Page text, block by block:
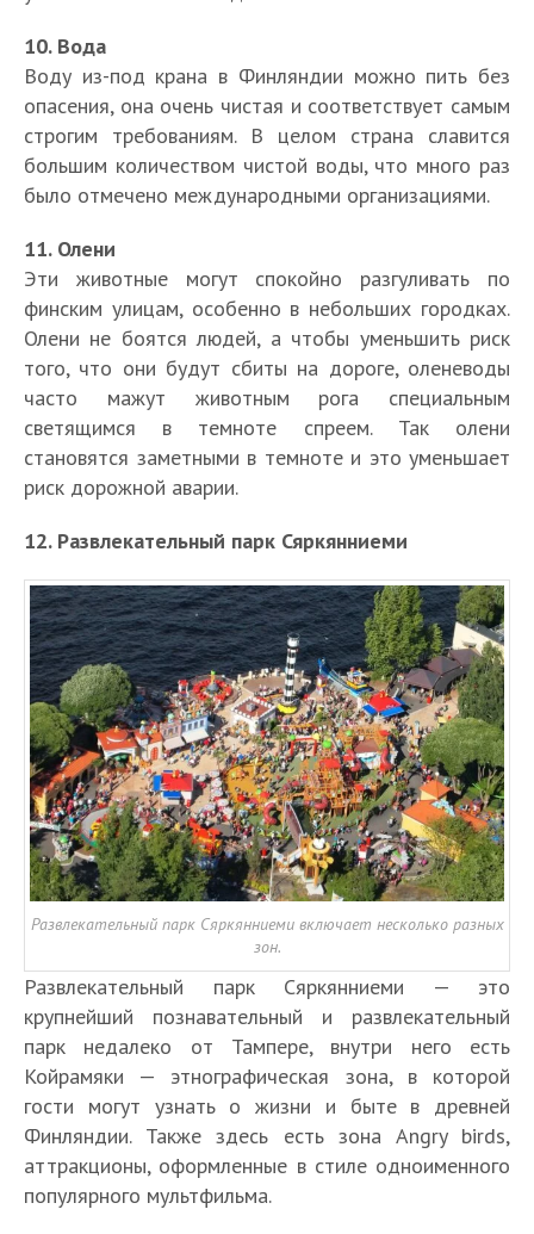
10. Вода
Воду из-под крана в Финляндии можно пить без
опасения, она очень чистая и соответствует самым
строгим требованиям. В целом страна славится
большим количеством чистой воды, что много раз
было отмечено международными организациями.
11. Олени
Эти животные могут спокойно разгуливать по
финским улицам, особенно в небольших городках.
Олени не боятся людей, а чтобы уменьшить риск
того, что они будут сбиты на дороге, оленеводы
часто мажут животным рога специальным
светящимся в темноте спреем. Так олени
становятся заметными в темноте и это уменьшает
риск дорожной аварии.
12. Развлекательный парк Сяркянниеми
Развлекательный парк Сяркянниеми включает несколько разных
зон.
Развлекательный парк Сяркянниеми — это
крупнейший познавательный и развлекательный
парк недалеко от Тампере, внутри него есть
Койрамяки — этнографическая зона, в которой
гости могут узнать о жизни и быте в древней
Финляндии. Также здесь есть зона Angry birds,
аттракционы, оформленные в стиле одноименного
популярного мультфильма.